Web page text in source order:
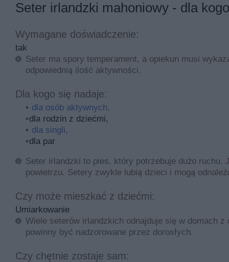
Seter irlandzki mahoniowy - dla
Wymagane doświadczenie:
tak
Seter ma spory temperament, a opiekun musi
odpowiednią ilość aktywności.
Dla kogo się nadaje:
dla osób aktywnych,
dla rodzin z dziećmi,
dla singli,
dla par
Seter irlandzki to pies, który potrzebuje dużo
powietrzu. Setery zwykle lubią dzieci i mogą
Czy może mieszkać z dziećmi:
Umiarkowanie
Wiele seterów irlandzkich odnajduje się w domach
powinny być nadzorowane przez dorosłych.
Czy chętnie zostaje sam: